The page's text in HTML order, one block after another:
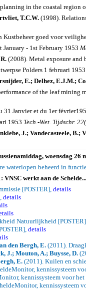
in the coastal region
T.C.W. (1998).
Kustbeheer goed voor
January - 1st February 1953
(2008). Metal exposure and
Polders 1 februari 1953
E.; Delhez, E.J.M.;
of the leaf mining
Janvier et du 1er
1953 Tech.-Wet. Tijdschr.
, J.; Vandecasteele, B.;
woensdag
waterlopen beheerd in
VNSC werkt aan de
[POSTER], details
details
Natuurlijkheid
details
den Bergh, E. (2011).
J.; Mouton, A.; Buysse, D.
E. (2011). Kuilen en
kennissysteem
kennissysteem voor
kennissysteem